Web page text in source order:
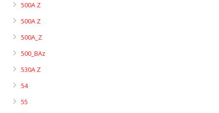
500A Z
500A Z
500A_Z
500_BAz
530A Z
54
55